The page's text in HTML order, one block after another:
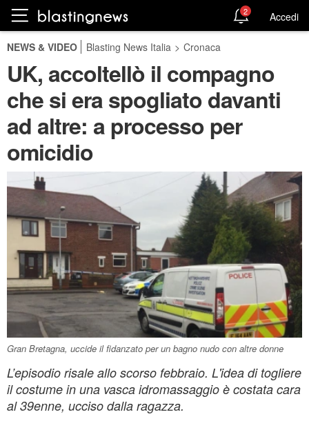
2 Accedi
NEWS & VIDEO Blasting News Italia > Cronaca
UK, accoltellò il compagno
che si era spogliato davanti
ad altre: a processo per
omicidio
Gran Bretagna, uccide il fidanzato per un bagno nudo con altre donne
L’episodio risale allo scorso febbraio. L'idea di togliere
il costume in una vasca idromassaggio è costata cara
al 39enne, ucciso dalla ragazza.